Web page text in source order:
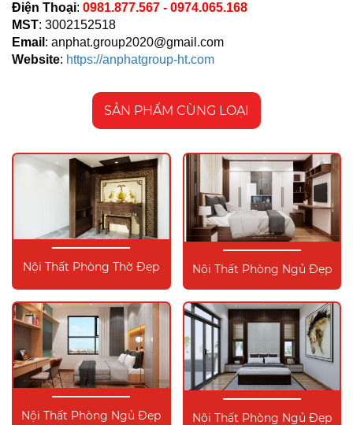
Điện Thoại: 0981.877.567 - 0974.065.168
MST: 3002152518
Email : anphat.group2020@gmail.com
Website: https://anphatgroup-ht.com
SẢN PHẨM CÙNG LOẠI
Nội Thất Phòng Thờ Đẹp Nội Thất Phòng Ngủ Đẹp
Nội Thất Phòng Ngủ Đẹp Nội Thất Phòng Ngủ Đẹp